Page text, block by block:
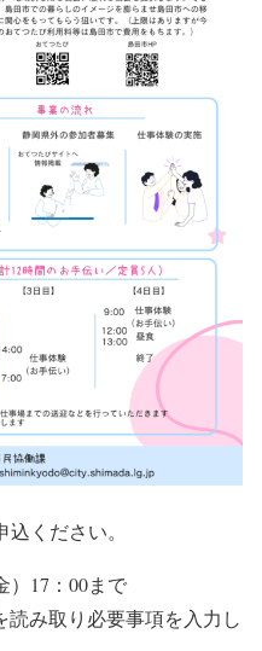
ください。
）17：00まで
読み取り必要事項を入力し